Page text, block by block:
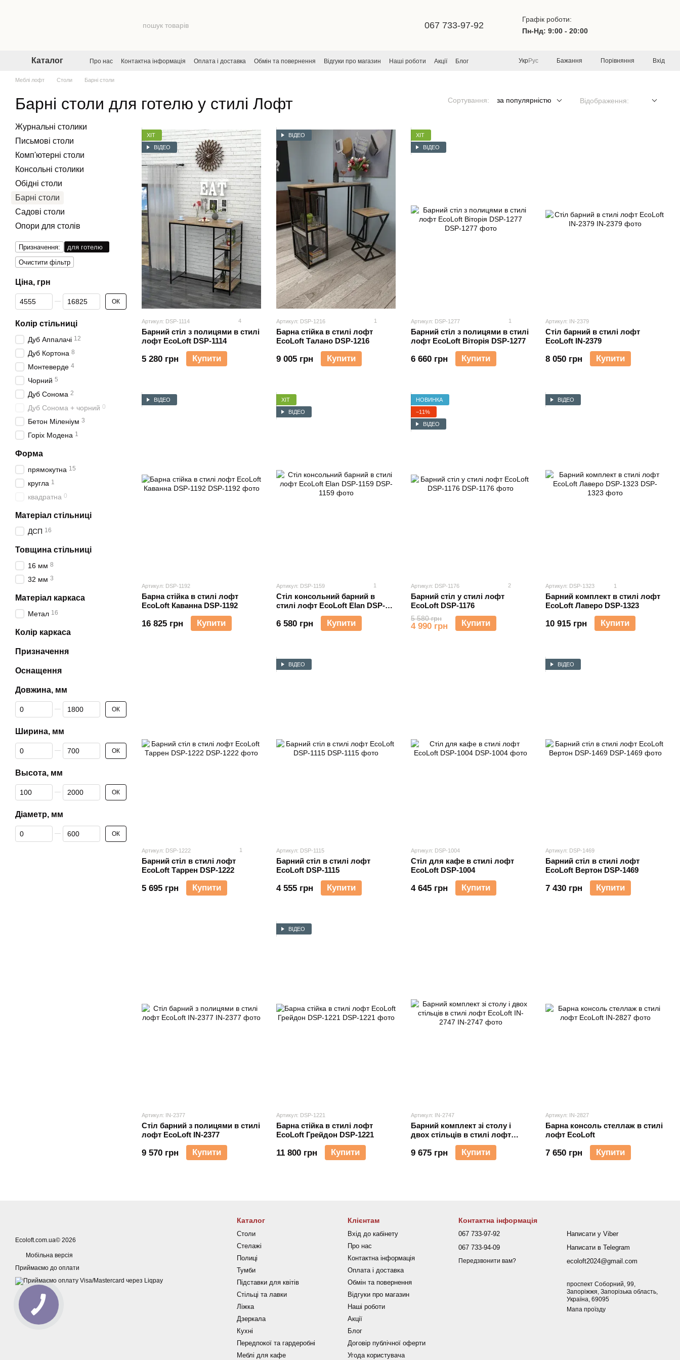
067 733-97-92
Графік роботи:
Пн-Нд: 9:00 - 20:00
Каталог Про нас Контактна інформація Оплата і доставка Обмін та повернення Відгуки про магазин Наші роботи Акції
Блог
УкрРус Бажання Порівняння Вхід
Меблі лофт Столи Барні столи
Барні столи для готелю у стилі Лофт Сортування: за популярністю Відображення:
ХІТ
ВІДЕО
Артикул: DSP-1114 4
Барний стіл з полицями в стилі
лофт EcoLoft DSP-1114
5 280 грн Купити
ВІДЕО
Артикул: DSP-1216 1
Барна стійка в стилі лофт
EcoLoft Талано DSP-1216
9 005 грн Купити
ХІТ
ВІДЕО
Артикул: DSP-1277 1
Барний стіл з полицями в стилі
лофт EcoLoft Віторія DSP-1277
6 660 грн Купити
Артикул: IN-2379
Cтіл барний в стилі лофт
EcoLoft IN-2379
8 050 грн Купити
ВІДЕО
Артикул: DSP-1192
Барна стійка в стилі лофт
EcoLoft Каванна DSP-1192
16 825 грн Купити
ХІТ
ВІДЕО
Артикул: DSP-1159 1
Cтіл консольний барний в
стилі лофт EcoLoft Еlan DSP-
6 580 грн Купити
НОВИНКА
−11%
ВІДЕО
Артикул: DSP-1176 2
Барний стіл у стилі лофт
EcoLoft DSP-1176
5 580 грн
4 990 грн Купити
ВІДЕО
Артикул: DSP-1323 1
Барний комплект в стилі лофт
EcoLoft Лаверо DSP-1323
10 915 грн Купити
Артикул: DSP-1222 1
Барний стіл в стилі лофт
EcoLoft Таррен DSP-1222
5 695 грн Купити
ВІДЕО
Артикул: DSP-1115
Барний стіл в стилі лофт
EcoLoft DSP-1115
4 555 грн Купити
Артикул: DSP-1004
Стіл для кафе в стилі лофт
EcoLoft DSP-1004
4 645 грн Купити
ВІДЕО
Артикул: DSP-1469
Барний стіл в стилі лофт
EcoLoft Вертон DSP-1469
7 430 грн Купити
Артикул: IN-2377
Cтіл барний з полицями в стилі
лофт EcoLoft IN-2377
9 570 грн Купити
ВІДЕО
Артикул: DSP-1221
Барна стійка в стилі лофт
EcoLoft Грейдон DSP-1221
11 800 грн Купити
Артикул: IN-2747
Барний комплект зі столу і
двох стільців в стилі лофт
EcoLoft IN-2747
9 675 грн Купити
Артикул: IN-2827
Барна консоль стеллаж в стилі
лофт EcoLoft
7 650 грн Купити
Журнальні столики
Письмові столи
Комп'ютерні столи
Консольні столики
Обідні столи
Барні столи
Садові столи
Опори для столів
Призначення:
для готелю
Очистити фільтр
Ціна, грн
Від Ціна, грн
До Ціна, грн ОК
Колір стільниці
Дуб Аппалачі 12
Дуб Кортона 8
Монтеверде 4
Чорний 5
Дуб Сонома 2
Дуб Сонома + чорний 0
Бетон Міленіум 3
Горіх Модена 1
Форма
прямокутна 15
кругла 1
квадратна 0
Матеріал стільниці
ДСП 16
Товщина стільниці
16 мм 8
32 мм 3
Матеріал каркаса
Метал 16
Колір каркаса
Призначення
Оснащення
Довжина, мм
Від Довжина, мм
До Довжина, мм ОК
Ширина, мм
Від Ширина, мм
До Ширина, мм ОК
Высота, мм
Від Высота, мм
До Высота, мм ОК
Діаметр, мм
Від Діаметр, мм
До Діаметр, мм ОК
Ecoloft.com.ua© 2026
Мобільна версія
Приймаємо до оплати
Каталог
Столи
Стелажі
Полиці
Тумби
Підставки для квітів
Стільці та лавки
Ліжка
Дзеркала
Кухні
Передпокої та гардеробні
Меблі для кафе
Клієнтам
Вхід до кабінету
Про нас
Контактна інформація
Оплата і доставка
Обмін та повернення
Відгуки про магазин
Наші роботи
Акції
Блог
Договір публічної оферти
Угода користувача
Контактна інформація
067 733-97-92
067 733-94-09
Передзвонити вам?
Написати у Viber
Написати в Telegram
ecoloft2024@gmail.com
проспект Соборний, 99,
Запоріжжя, Запорізька область,
Україна, 69095
Мапа проїзду